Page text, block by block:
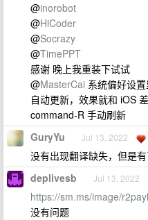
@inorobot
@HiCoder
@Socrazy
@TimePPT
感谢 晚上我重装下试试
@MasterCai 系统偏好设
自动更新，效果就和 iOS
command-R 手动刷新
GuryYu Jul 13, 2022
没有出现翻译缺失，但是
deplivesb Jul 13, 2022
https://sm.ms/image/
没有问题